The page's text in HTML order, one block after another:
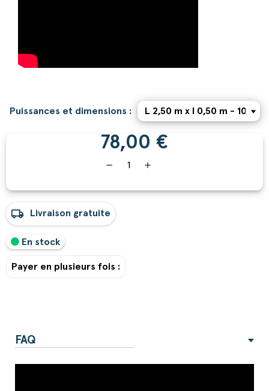
Puissances et dimensions :
78,00 €
remove add
local_shipping Livraison gratuite
En stock
Payer en plusieurs fois :
FAQ